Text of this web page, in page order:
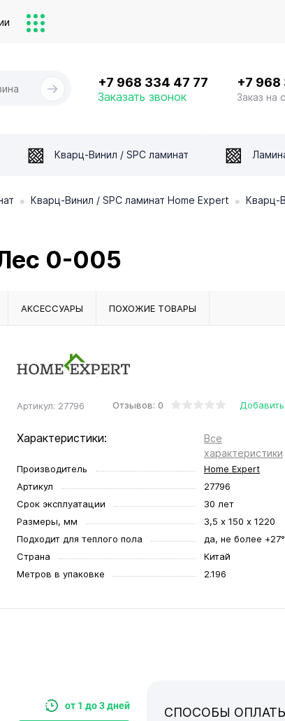
+7 968 334 47 77
Заказать звонок
+7 968
Заказ на
Кварц-Винил / SPC ламинат
• Кварц-Винил / SPC ламинат Home Expert • Кварц-
0-005
АКСЕССУАРЫ ПОХОЖИЕ ТОВАРЫ
Отзывов: 0
Артикул: 27796
Характеристики:
Все
характеристики
Производитель
Home Expert
Артикул
27796
Срок эксплуатации
30 лет
Размеры, мм
3,5 х 150 х 1220
Подходит для теплого пола
да, не более
Страна
Китай
Метров в упаковке
2.196
от 1 до 3 дней СПОСОБЫ